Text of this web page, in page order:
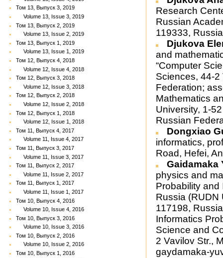
Том 13, Выпуск 3, 2019
Volume 13, Issue 3, 2019
Том 13, Выпуск 2, 2019
Volume 13, Issue 2, 2019
Том 13, Выпуск 1, 2019
Volume 13, Issue 1, 2019
Том 12, Выпуск 4, 2018
Volume 12, Issue 4, 2018
Том 12, Выпуск 3, 2018
Volume 12, Issue 3, 2018
Том 12, Выпуск 2, 2018
Volume 12, Issue 2, 2018
Том 12, Выпуск 1, 2018
Volume 12, Issue 1, 2018
Том 11, Выпуск 4, 2017
Volume 11, Issue 4, 2017
Том 11, Выпуск 3, 2017
Volume 11, Issue 3, 2017
Том 11, Выпуск 2, 2017
Volume 11, Issue 2, 2017
Том 11, Выпуск 1, 2017
Volume 11, Issue 1, 2017
Том 10, Выпуск 4, 2016
Volume 10, Issue 4, 2016
Том 10, Выпуск 3, 2016
Volume 10, Issue 3, 2016
Том 10, Выпуск 2, 2016
Volume 10, Issue 2, 2016
Том 10, Выпуск 1, 2016
Research
Russian
119333,
Djukova
and
“Computer
Sciences, 44-2
Federation;
Mathematics
University, 1-
Russian
Dongxiao
informatics,
Road, Hefei,
Gaidamaka
physics and
Probability and
Russia (RUDN
117198,
Informatics
Science and
2 Vavilov Str.,
gaydamaka-